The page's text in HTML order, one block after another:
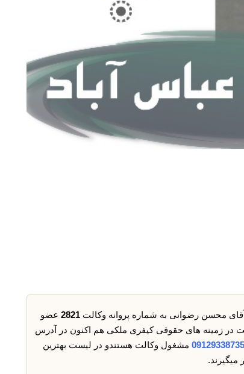
محسن رضوانی به شماره پروانه وکالت 2821 عضو
در زمینه های حقوقی کیفری ملکی هم اکنون در آدرس
09129338735 مشغول وکالت هستندو در لیست بهترین
میگیرند.